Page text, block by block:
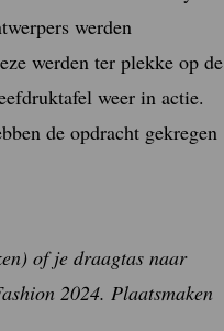
werden
werden ter plekke op de
weer in actie.
de opdracht gekregen
of je draagtas naar
2024. Plaatsmaken